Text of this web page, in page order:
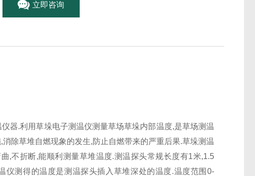
立即咨询
.利用草垛电子测温仪测量草场草垛内部温度,是草场测温
除草堆自燃现象的发生,防止自燃带来的严重后果.草垛测温
,不折断,能顺利测量草堆温度.测温探头常规长度有1米,1.5
测得的温度是测温探头插入草堆深处的温度.温度范围0-